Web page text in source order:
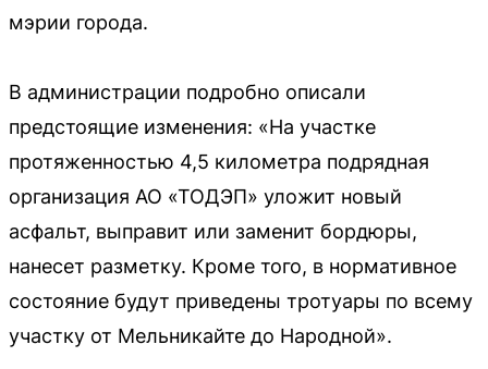
мэрии города.
В администрации подробно описали
предстоящие изменения: «На участке
протяженностью 4,5 километра подрядная
организация АО «ТОДЭП» уложит новый
асфальт, выправит или заменит бордюры,
нанесет разметку. Кроме того, в нормативное
состояние будут приведены тротуары по всему
участку от Мельникайте до Народной».